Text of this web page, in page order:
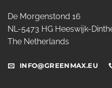
De Morgenstond 16
NL-5473 HG Heeswijk-
The Netherlands
INFO@GREENMAX.EU